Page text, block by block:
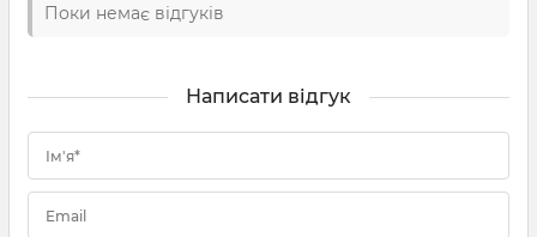
Поки немає відгуків
Написати відгук
Ім'я*
Email